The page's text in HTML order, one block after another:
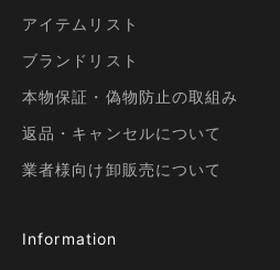
アイテムリスト
ブランドリスト
本物保証・偽物防止の取組み
返品・キャンセルについて
業者様向け卸販売について
Information